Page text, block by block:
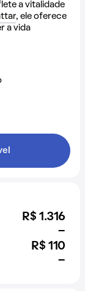
a vitalidade
, ele oferece
a vida
R$ 1.316
-
R$ 110
-